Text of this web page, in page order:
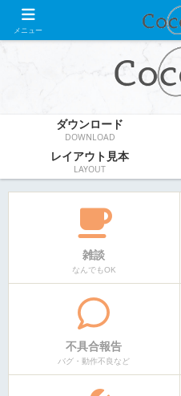
ダウンロード
DOWNLOAD
レイアウト見本
LAYOUT
雑談
なんでもOK
不具合報告
バグ・動作不良など
メニュー